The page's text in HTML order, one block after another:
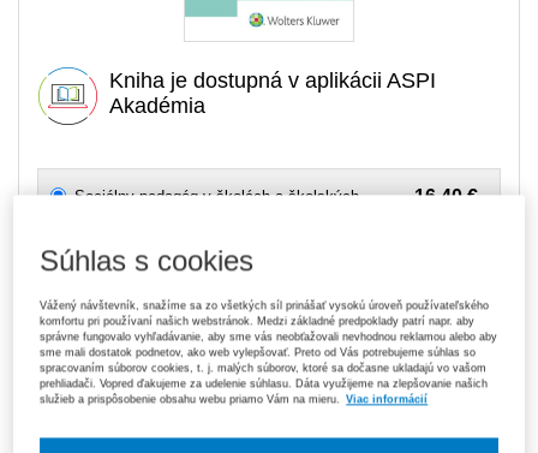
Kniha je dostupná v aplikácii ASPI
Akadémia
16,40 €
Sociálny pedagóg v školách a školských
V predaji
E-kniha je dostupná výhradne prostredníctvom aplikácie ASPI
Akadémia. Čo je ASPI Akadémia?
189,00 €
Predplatné 12 mesiacov ASPI Akadémia
Súhlas s cookies
Vážený návštevník, snažíme sa zo všetkých síl prinášať vysokú úroveň používateľského
komfortu pri používaní našich webstránok. Medzi základné predpoklady patrí napr. aby
správne fungovalo vyhľadávanie, aby sme vás neobťažovali nevhodnou reklamou alebo aby
sme mali dostatok podnetov, ako web vylepšovať. Preto od Vás potrebujeme súhlas so
spracovaním súborov cookies, t. j. malých súborov, ktoré sa dočasne ukladajú vo vašom
prehliadači. Vopred ďakujeme za udelenie súhlasu. Dáta využijeme na zlepšovanie našich
služieb a prispôsobenie obsahu webu priamo Vám na mieru.
Viac informácií